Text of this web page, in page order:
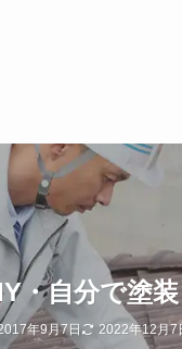
・自分で塗
年9月7日 2022年12月7